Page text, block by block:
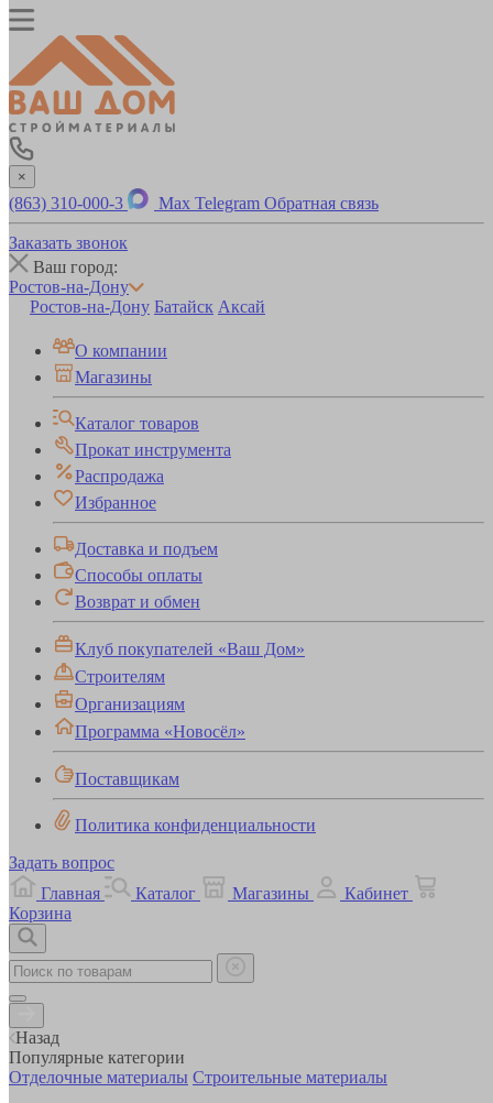
×
(863) 310-000-3 Max Telegram Обратная связь
Заказать звонок
Ваш город:
Ростов-на-Дону
Ростов-на-Дону Батайск Аксай
О компании
Магазины
Каталог товаров
Прокат инструмента
Распродажа
Избранное
Доставка и подъем
Способы оплаты
Возврат и обмен
Клуб покупателей «Ваш Дом»
Строителям
Организациям
Программа «Новосёл»
Поставщикам
Политика конфиденциальности
Задать вопрос
Главная
Каталог Магазины
Кабинет
Корзина
Назад
Популярные категории
Отделочные материалы Строительные материалы